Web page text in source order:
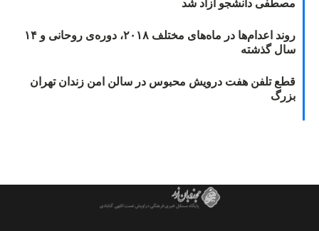
روند اعدام‌ها در ماه‌های مختلف ۲۰۱۸، دوره‌ی روحانی و ۱۴
سال گذشته
قطع تلفن هفت درویش محبوس در سالن امن زندان تهران
بزرگ